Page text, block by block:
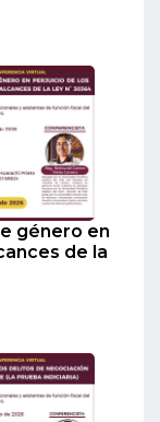
género en
de la